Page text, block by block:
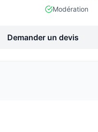
Modération
Demander un devis